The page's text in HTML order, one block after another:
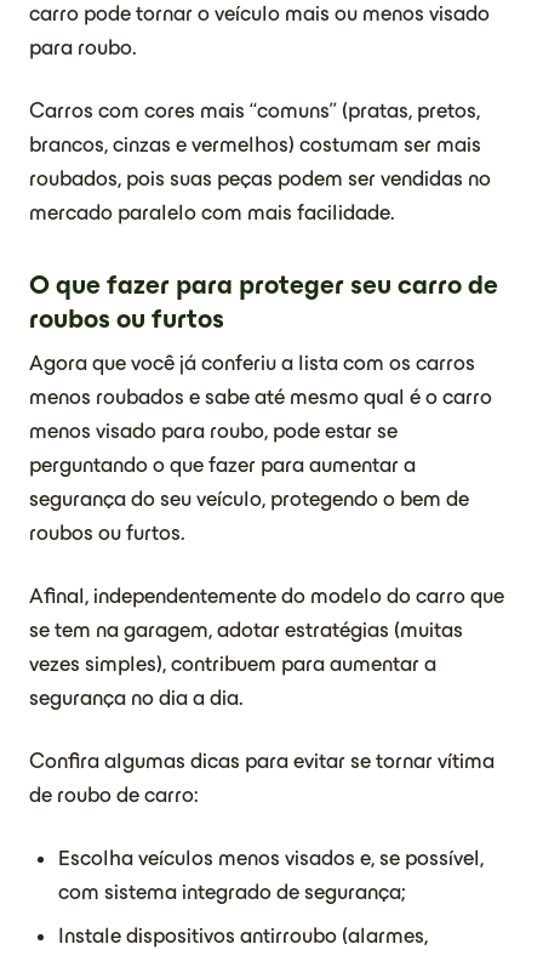
carro pode tornar o veículo mais ou menos visado
para roubo.
Carros com cores mais “comuns” (pratas, pretos,
brancos, cinzas e vermelhos) costumam ser mais
roubados, pois suas peças podem ser vendidas no
mercado paralelo com mais facilidade.
O que fazer para proteger seu carro de
roubos ou furtos
Agora que você já conferiu a lista com os carros
menos roubados e sabe até mesmo qual é o carro
menos visado para roubo, pode estar se
perguntando o que fazer para aumentar a
segurança do seu veículo, protegendo o bem de
roubos ou furtos.
Afinal, independentemente do modelo do carro que
se tem na garagem, adotar estratégias (muitas
vezes simples), contribuem para aumentar a
segurança no dia a dia.
Confira algumas dicas para evitar se tornar vítima
de roubo de carro:
Escolha veículos menos visados e, se possível,
com sistema integrado de segurança;
Instale dispositivos antirroubo (alarmes,